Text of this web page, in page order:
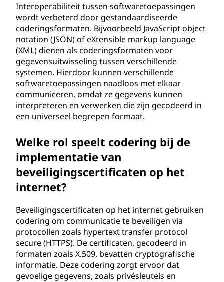
Interoperabiliteit tussen softwaretoepassingen
wordt verbeterd door gestandaardiseerde
coderingsformaten. Bijvoorbeeld JavaScript object
notation (JSON) of eXtensible markup language
(XML) dienen als coderingsformaten voor
gegevensuitwisseling tussen verschillende
systemen. Hierdoor kunnen verschillende
softwaretoepassingen naadloos met elkaar
communiceren, omdat ze gegevens kunnen
interpreteren en verwerken die zijn gecodeerd in
een universeel begrepen formaat.
Welke rol speelt codering bij de
implementatie van
beveiligingscertificaten op het
internet?
Beveiligingscertificaten op het internet gebruiken
codering om communicatie te beveiligen via
protocollen zoals hypertext transfer protocol
secure (HTTPS). De certificaten, gecodeerd in
formaten zoals X.509, bevatten cryptografische
informatie. Deze codering zorgt ervoor dat
gevoelige gegevens, zoals privésleutels en